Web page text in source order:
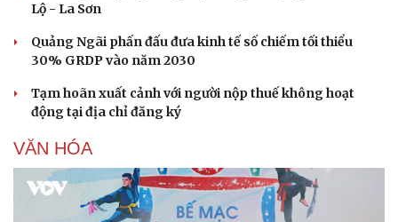
Lộ - La Sơn
Quảng Ngãi phấn đấu đưa kinh tế số chiếm tối thiểu
30% GRDP vào năm 2030
Tạm hoãn xuất cảnh với người nộp thuế không hoạt
động tại địa chỉ đăng ký
VĂN HÓA